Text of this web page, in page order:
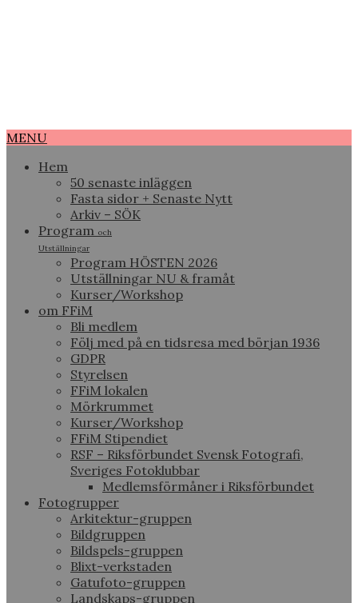
MENU
Hem
50 senaste inläggen
Fasta sidor + Senaste Nytt
Arkiv – SÖK
Program och
Utställningar
Program HÖSTEN 2026
Utställningar NU & framåt
Kurser/Workshop
om FFiM
Bli medlem
Följ med på en tidsresa med början 1936
GDPR
Styrelsen
FFiM lokalen
Mörkrummet
Kurser/Workshop
FFiM Stipendiet
RSF – Riksförbundet Svensk Fotografi,
Sveriges Fotoklubbar
Medlemsförmåner i Riksförbundet
Fotogrupper
Arkitektur-gruppen
Bildgruppen
Bildspels-gruppen
Blixt-verkstaden
Gatufoto-gruppen
Landskaps-gruppen